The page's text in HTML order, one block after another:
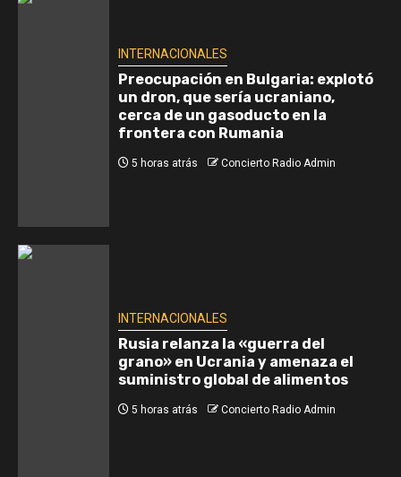
INTERNACIONALES
Preocupación en Bulgaria: explotó
un dron, que sería ucraniano,
cerca de un gasoducto en la
frontera con Rumania
5 horas atrás Concierto Radio Admin
INTERNACIONALES
Rusia relanza la «guerra del
grano» en Ucrania y amenaza el
suministro global de alimentos
5 horas atrás Concierto Radio Admin